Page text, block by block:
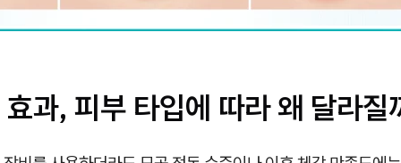
과, 피부 타입에 따라 왜 달라질